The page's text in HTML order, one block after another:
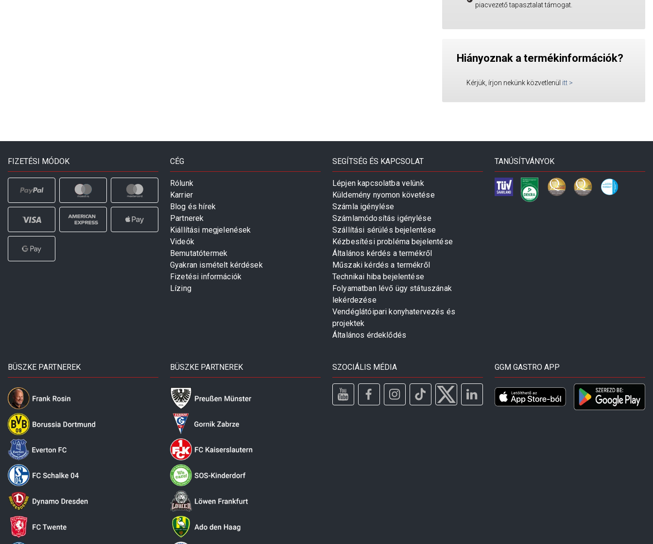
piacvezető tapasztalat támogat.
Hiányoznak a termékinformációk?
Kérjük, írjon nekünk közvetlenül itt >
FIZETÉSI MÓDOK CÉG
Rólunk
Karrier
Blog és hírek
Partnerek
Kiállítási megjelenések
Videók
Bemutatótermek
Gyakran ismételt kérdések
Fizetési információk
Lízing
SEGÍTSÉG ÉS KAPCSOLAT
Lépjen kapcsolatba velünk
Küldemény nyomon követése
Számla igénylése
Számlamódosítás igénylése
Szállítási sérülés bejelentése
Kézbesítési probléma bejelentése
Általános kérdés a termékről
Műszaki kérdés a termékről
Technikai hiba bejelentése
Folyamatban lévő ügy státuszának
lekérdezése
Vendéglátóipari konyhatervezés és
projektek
Általános érdeklődés
TANÚSÍTVÁNYOK
BÜSZKE PARTNEREK BÜSZKE PARTNEREK SZOCIÁLIS MÉDIA GGM GASTRO APP